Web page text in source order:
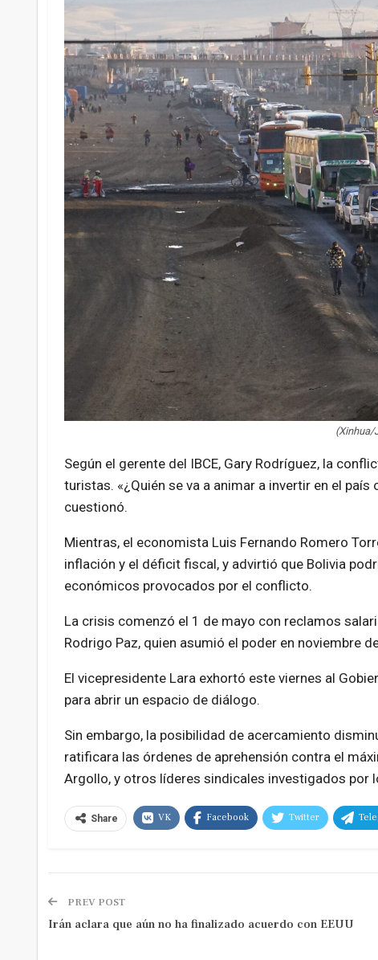
(Xinhua/
Según el gerente del IBCE, Gary Rodríguez, la
turistas. «¿Quién se va a animar a invertir en el
cuestionó.
Mientras, el economista Luis Fernando Romero
inflación y el déficit fiscal, y advirtió que Bolivia
económicos provocados por el conflicto.
La crisis comenzó el 1 de mayo con reclamos
Rodrigo Paz, quien asumió el poder en noviembre
El vicepresidente Lara exhortó este viernes al
para abrir un espacio de diálogo.
Sin embargo, la posibilidad de acercamiento
ratificara las órdenes de aprehensión contra el
Argollo, y otros líderes sindicales investigados por
Share VK Facebook Twitter
PREV POST
Irán aclara que aún no ha finalizado acuerdo con EEUU